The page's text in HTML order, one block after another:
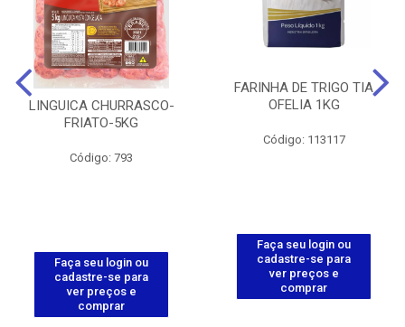
LINGUICA CHURRASCO-
FRIATO-5KG
Código: 793
Faça seu login ou
cadastre-se para
ver preços e
comprar
FARINHA DE TRIGO TIA
OFELIA 1KG
Código: 113117
Faça seu login ou
cadastre-se para
ver preços e
comprar